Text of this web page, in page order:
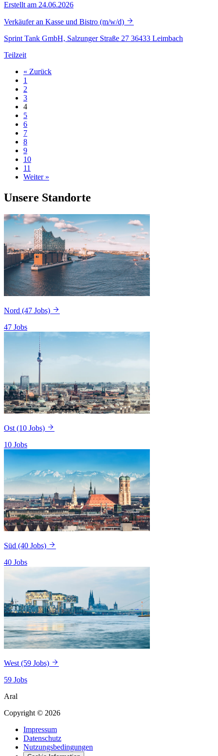
Erstellt am 24.06.2026
Verkäufer an Kasse und Bistro (m/w/d)
Sprint Tank GmbH, Salzunger Straße 27 36433 Leimbach
Teilzeit
« Zurück
1
2
3
4
5
6
7
8
9
10
11
Weiter »
Unsere Standorte
Nord (47 Jobs)
47 Jobs
Ost (10 Jobs)
10 Jobs
Süd (40 Jobs)
40 Jobs
West (59 Jobs)
59 Jobs
Aral
Copyright © 2026
Impressum
Datenschutz
Nutzungsbedingungen